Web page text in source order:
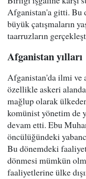
Afganistan'a gitti. Bu
büyük çatışmaların
taarruzların
Afganistan yılları
Afganistan'da ilmi ve
özellikle askeri
mağlup olarak
komünist yönetim de
devam etti. Ebu
öncülüğündeki
Bu dönemdeki
dönmesi mümkün
faaliyetlerine ülke